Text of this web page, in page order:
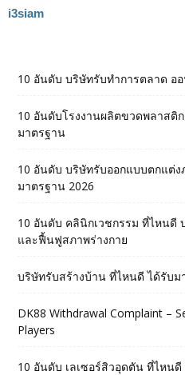
i3siam
10 อันดับ บริษัทรับทำการตลาด อ
10 อันดับโรงงานผลิตขวดพลาส
มาตรฐาน
10 อันดับ บริษัทรับออกแบบตกแต่
มาตรฐาน 2026
10 อันดับ คลินิกเวชกรรม ที่ไหนดี
และฟื้นฟูสภาพร่างกาย
บริษัทรับสร้างบ้าน ที่ไหนดี ได้รับม
DK88 Withdrawal Complaint –
Players
10 อันดับ เลเซอร์สิวอุดตัน ที่ไหน